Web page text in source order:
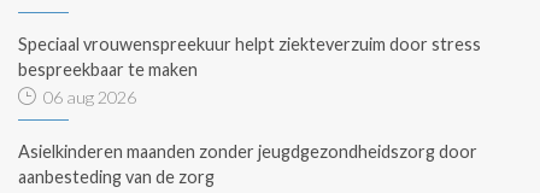
Speciaal vrouwenspreekuur helpt ziekteverzuim door stress
bespreekbaar te maken
06 aug 2026
Asielkinderen maanden zonder jeugdgezondheidszorg door
aanbesteding van de zorg